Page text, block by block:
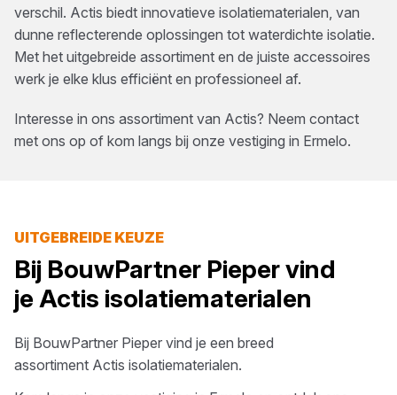
verschil. Actis biedt innovatieve isolatiematerialen, van
dunne reflecterende oplossingen tot waterdichte isolatie.
Met het uitgebreide assortiment en de juiste accessoires
werk je elke klus efficiënt en professioneel af.
Interesse in ons assortiment van Actis? Neem contact
met ons op of kom langs bij onze vestiging in Ermelo.
UITGEBREIDE KEUZE
Bij BouwPartner Piepervind
je Actis isolatiematerialen
Bij BouwPartner Pieper vind je een breed
assortiment Actis isolatiematerialen.